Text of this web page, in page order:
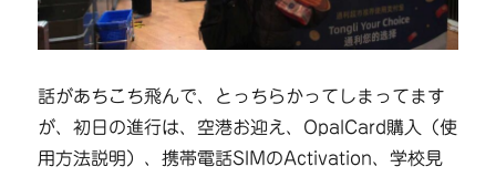
話があちこち飛んで、とっちらかってしまってます
が、初日の進行は、空港お迎え、OpalCard購入（使
用方法説明）、携帯電話SIMのActivation、学校見